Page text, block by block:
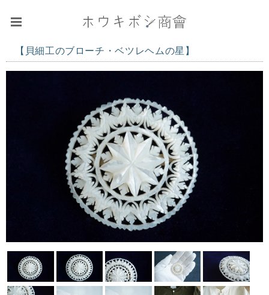
【貝細工のブローチ・ベツレヘムの星】